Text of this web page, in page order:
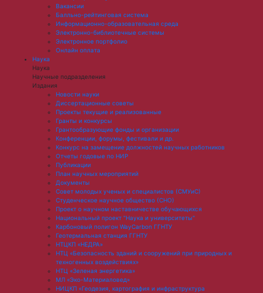
Вакансии
Балльно-рейтинговая система
Информационно-образовательная среда
Электронно-библиотечные системы
Электронное портфолио
Онлайн оплата
Наука
Наука
Научные подразделения
Издания
Новости науки
Диссертационные советы
Проекты текущие и реализованные
Гранты и конкурсы
Грантообразующие фонды и организации
Конференции, форумы, фестивали и др.
Конкурс на замещение должностей научных работников
Отчеты годовые по НИР
Публикации
План научныx мероприятий
Документы
Совет молодых ученых и специалистов (СМУиС)
Студенческое научное общество (СНО)
Проект о научном наставничестве обучающихся
Национальный проект "Наука и университеты"
Карбоновый полигон WayCarbon ГГНТУ
Геотермальная станция ГГНТУ
НТЦКП «НЕДРА»
НТЦ «Безопасность зданий и сооружений при природных и
техногенных воздействиях»
НТЦ «Зеленая энергетика»
МЛ «Эко-Материаловед»
НИЦКП «Геодезия, картография и инфраструктура